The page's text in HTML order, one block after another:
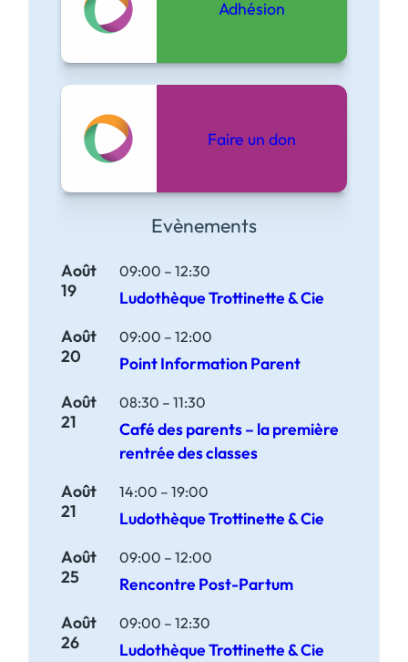
Adhésion
Faire un don
Evènements
Août
19
09:00 –12:30
Ludothèque Trottinette & Cie
Août
20
09:00 –12:00
Point Information Parent
Août
21
08:30 –11:30
Café des parents – la première
rentrée des classes
Août
21
14:00 –19:00
Ludothèque Trottinette & Cie
Août
25
09:00 –12:00
Rencontre Post-Partum
Août
26
09:00 –12:30
Ludothèque Trottinette & Cie